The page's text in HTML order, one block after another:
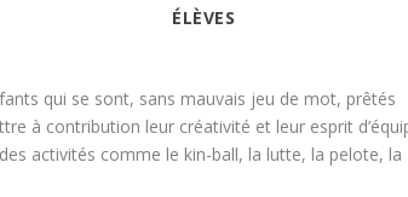
ÉLÈVES
qui se sont, sans mauvais jeu de mot, prêtés
à contribution leur créativité et leur esprit
activités comme le kin-ball, la lutte, la pelote, la